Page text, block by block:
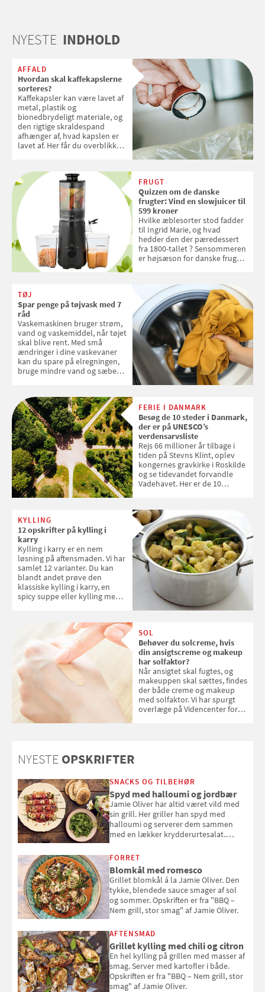
NYESTE INDHOLD
AFFALD
Hvordan skal kaffekapslerne
sorteres?
Kaffekapsler kan være lavet af
metal, plastik og
bionedbrydeligt materiale, og
den rigtige skraldespand
afhænger af, hvad kapslen er
lavet af. Her får du overblikket
FRUGT
Quizzen om de danske
frugter: Vind en slowjuicer til
599 kroner
Hvilke æblesorter stod fadder
til Ingrid Marie, og hvad
hedder den der pæredessert
fra 1800-tallet ? Sensommeren
er højsæson for danske fruger,
favoritter. Det fejrer Samvirke
med en quiz om alt det danske
frugt, vi elsker. Konkurrencen
slutter fredag d. 18. september
2026
TØJ
Spar penge på tøjvask med 7
råd
Vaskemaskinen bruger strøm,
vand og vaskemiddel, når tøjet
skal blive rent. Med små
ændringer i dine vaskevaner
kan du spare på elregningen,
bruge mindre vand og sæbe
enkle råd til at spare penge på
tøjvasken
FERIE I DANMARK
Besøg de 10 steder i Danmark,
der er på UNESCO’s
verdensarvsliste
Rejs 66 millioner år tilbage i
tiden på Stevns Klint, oplev
kongernes gravkirke i Roskilde
og se tidevandet forvandle
Vadehavet. Her er de 10
KYLLING
12 opskrifter på kylling i
karry
Kylling i karry er en nem
løsning på aftensmaden. Vi har
samlet 12 varianter. Du kan
blandt andet prøve den
klassiske kylling i karry, en
spicy suppe eller kylling med
SOL
Behøver du solcreme, hvis
din ansigtscreme og makeup
har solfaktor?
Når ansigtet skal fugtes, og
makeuppen skal sættes, findes
der både creme og makeup
med solfaktor. Vi har spurgt
overlæge på Videncenter for
NYESTE OPSKRIFTER
SNACKS OG TILBEHØR
Spyd med halloumi og jordbær
Jamie Oliver har altid været vild med
sin grill. Her griller han spyd med
halloumi og serverer dem sammen
med en lækker krydderurtesalat.
smag" af Jamie Oliver.
FORRET
Blomkål med romesco
Grillet blomkål á la Jamie Oliver. Den
tykke, blendede sauce smager af sol
og sommer. Opskriften er fra "BBQ –
Nem grill, stor smag" af Jamie Oliver.
AFTENSMAD
Grillet kylling med chili og citron
En hel kylling på grillen med masser af
smag. Server med kartofler i både.
Opskriften er fra "BBQ – Nem grill, stor
smag" af Jamie Oliver.